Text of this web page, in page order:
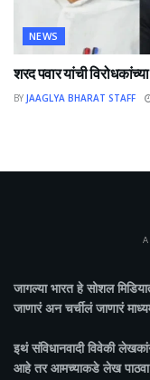
NEWS
शरद पवार यांची
BY JAAGLYA BHARAT STAFF
जागल्या भारतहे सोशल
जाणारं अन चर्चीलं जाणारं
इथं संविधानवादी विवेकी
आहे तर आमच्याकडे लेख पाठवा